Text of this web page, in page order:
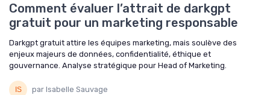
Comment évaluer l’attrait de darkgpt
gratuit pour un marketing responsable
Darkgpt gratuit attire les équipes marketing, mais soulève des
enjeux majeurs de données, confidentialité, éthique et
gouvernance. Analyse stratégique pour Head of Marketing.
par Isabelle Sauvage